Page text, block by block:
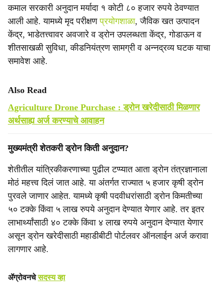
कमाल सरकारी अनुदान मर्यादा १ कोटी ८० हजार रुपये ठेवण्यात
आली आहे. यामध्ये मृद परीक्षणप्रयोगशाळा, जैविक खत उत्पादन
केंद्र, भाडेतत्त्वावर अवजारे व ड्रोन उपलब्धता केंद्र, गोडाऊन व
शीतसाखळी सुविधा, कीडनियंत्रण सामग्री व अन्नद्रव्य घटक याचा
समावेश आहे.
Also Read
Agriculture Drone Purchase : ड्रोन खरेदीसाठी मिळणार
अर्थसाह्य अर्ज करण्याचे आवाहन
मुख्यमंत्री शेतकरी ड्रोन किती अनुदान?
शेतीतील यांत्रिकीकरणाच्या पुढील टप्प्यात आता ड्रोन तंत्रज्ञानाला
मोठं महत्त्व दिलं जात आहे. या अंतर्गत राज्यात ५ हजार कृषी ड्रोन
पुरवले जाणार आहेत. यामध्ये कृषी पदवीधरांसाठी ड्रोन किमतीच्या
५० टक्के किंवा ५ लाख रुपये अनुदान देण्यात येणार आहे. तर इतर
लाभार्थ्यांसाठी ४० टक्के किंवा ४ लाख रुपये अनुदान देण्यात येणार
असून ड्रोन खरेदीसाठी महाडीबीटी पोर्टलवर ऑनलाईन अर्ज करावा
लागणार आहे.
ॲग्रोवनचेसदस्य व्हा